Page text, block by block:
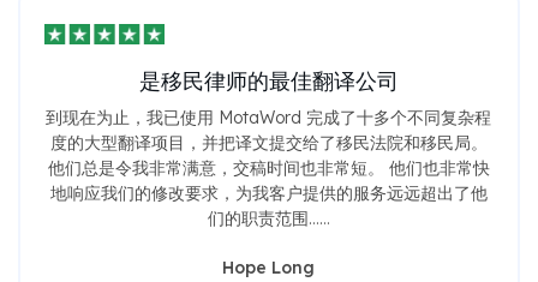
是移民律师的最佳翻译公司
到现在为止，我已使用 MotaWord 完成了十多个不同复杂程
度的大型翻译项目，并把译文提交给了移民法院和移民局。
他们总是令我非常满意，交稿时间也非常短。 他们也非常快
地响应我们的修改要求，为我客户提供的服务远远超出了他
们的职责范围……
Hope Long